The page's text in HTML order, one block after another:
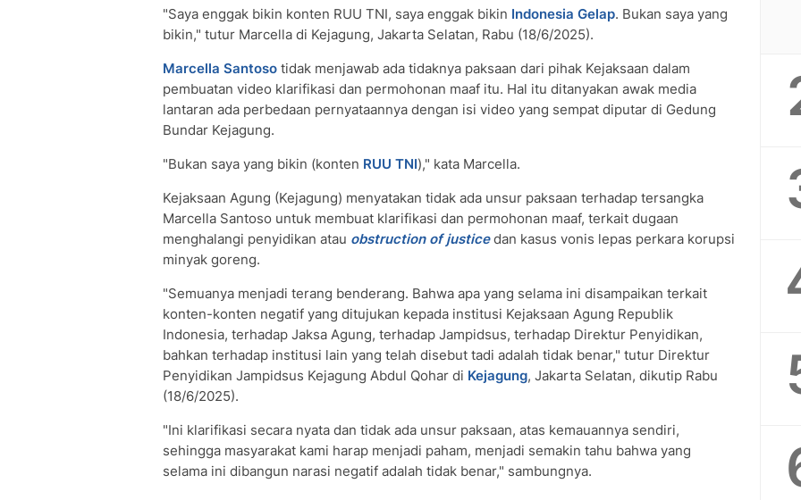
"Saya enggak bikin konten RUU TNI, saya enggak bikin Indonesia Gelap. Bukan saya yang
bikin," tutur Marcella di Kejagung, Jakarta Selatan, Rabu (18/6/2025).
Marcella Santoso tidak menjawab ada tidaknya paksaan dari pihak Kejaksaan dalam
pembuatan video klarifikasi dan permohonan maaf itu. Hal itu ditanyakan awak media
lantaran ada perbedaan pernyataannya dengan isi video yang sempat diputar di Gedung
Bundar Kejagung.
"Bukan saya yang bikin (konten RUU TNI)," kata Marcella.
Kejaksaan Agung (Kejagung) menyatakan tidak ada unsur paksaan terhadap tersangka
Marcella Santoso untuk membuat klarifikasi dan permohonan maaf, terkait dugaan
menghalangi penyidikan atau obstruction of justicedan kasus vonis lepas perkara korupsi
minyak goreng.
"Semuanya menjadi terang benderang. Bahwa apa yang selama ini disampaikan terkait
konten-konten negatif yang ditujukan kepada institusi Kejaksaan Agung Republik
Indonesia, terhadap Jaksa Agung, terhadap Jampidsus, terhadap Direktur Penyidikan,
bahkan terhadap institusi lain yang telah disebut tadi adalah tidak benar," tutur Direktur
Penyidikan Jampidsus Kejagung Abdul Qohar di Kejagung, Jakarta Selatan, dikutip Rabu
(18/6/2025).
"Ini klarifikasi secara nyata dan tidak ada unsur paksaan, atas kemauannya sendiri,
sehingga masyarakat kami harap menjadi paham, menjadi semakin tahu bahwa yang
selama ini dibangun narasi negatif adalah tidak benar," sambungnya.